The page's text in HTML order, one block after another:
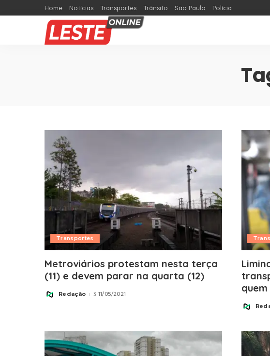
Home Notícias Transportes Trânsito São Paulo Polícia
Transportes
Metroviários protestam nesta terça
(11) e devem parar na quarta (12)
PostedRedação 11/05/2021
Posted